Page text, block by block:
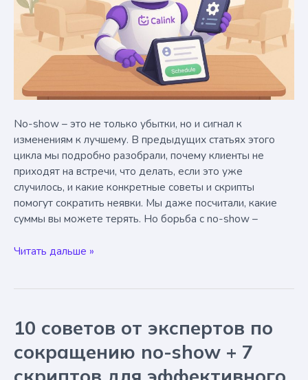
No-show – это не только убытки, но и сигнал к
изменениям к лучшему. В предыдущих статьях этого
цикла мы подробно разобрали, почему клиенты не
приходят на встречи, что делать, если это уже
случилось, и какие конкретные советы и скрипты
помогут сократить неявки. Мы даже посчитали, какие
суммы вы можете терять. Но борьба с no-show –
Превращаем
в
роста
для
Читать дальше »
10 советов от экспертов по
сокращению no-show + 7